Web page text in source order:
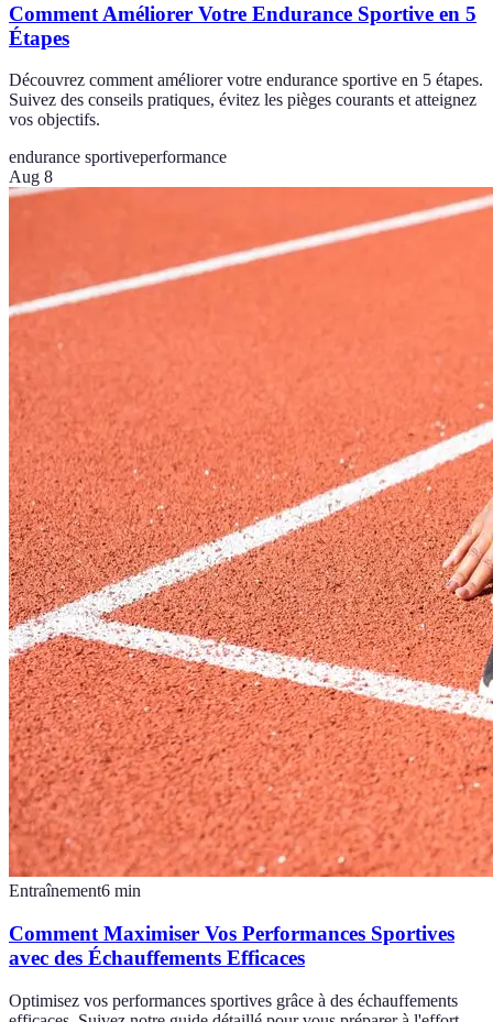
Comment Améliorer Votre Endurance Sportive en 5
Étapes
Découvrez comment améliorer votre endurance sportive en 5 étapes.
Suivez des conseils pratiques, évitez les pièges courants et atteignez
vos objectifs.
endurance sportiveperformance
Aug 8
Entraînement6 min
Comment Maximiser Vos Performances Sportives
avec des Échauffements Efficaces
Optimisez vos performances sportives grâce à des échauffements